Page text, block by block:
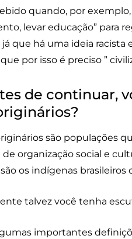
quando, por
levar educação” para
já que há uma ideia
por isso é preciso ”
de continuar,
são populações
organização social e
os indígenas
talvez você tenha
importantes